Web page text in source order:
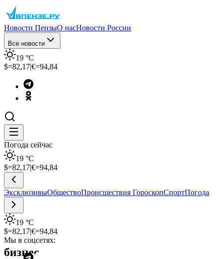
Новости ПензыО насНовости России
Все новости
19 °C
$=82,17|€=94,84
Погода сейчас
19 °C
$=82,17|€=94,84
ЭксклюзивыОбществоПроисшествия ГороскопСпортПогода
19 °C
$=82,17|€=94,84
Мы в соцсетях:
бизнес